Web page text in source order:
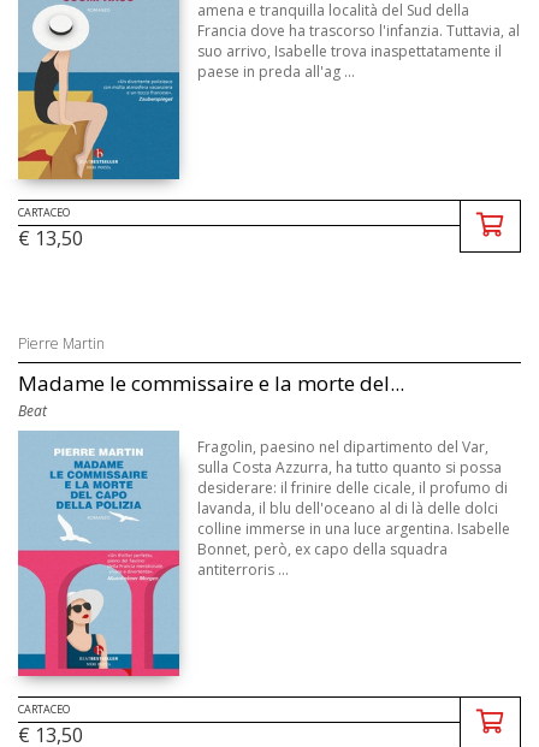
amena e tranquilla località del Sud della
Francia dove ha trascorso l'infanzia. Tuttavia, al
suo arrivo, Isabelle trova inaspettatamente il
paese in preda all'ag ...
CARTACEO
€ 13,50
Pierre Martin
Madame le commissaire e la morte del...
Beat
Fragolin, paesino nel dipartimento del Var,
sulla Costa Azzurra, ha tutto quanto si possa
desiderare: il frinire delle cicale, il profumo di
lavanda, il blu dell'oceano al di là delle dolci
colline immerse in una luce argentina. Isabelle
Bonnet, però, ex capo della squadra
antiterroris ...
CARTACEO
€ 13,50